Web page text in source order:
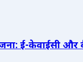
ई-केवाईसी और